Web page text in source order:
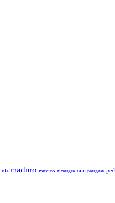
lula maduro méxico nicaragua onu paraguay